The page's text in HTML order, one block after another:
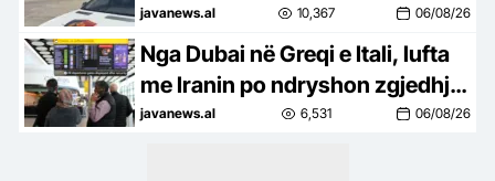
dhe 6 të proceduar penalisht
javanews.al 10,367 06/08/26
Nga Dubai në Greqi e Itali, lufta
me Iranin po ndryshon zgjedhjet
e pushuesve
javanews.al 6,531 06/08/26